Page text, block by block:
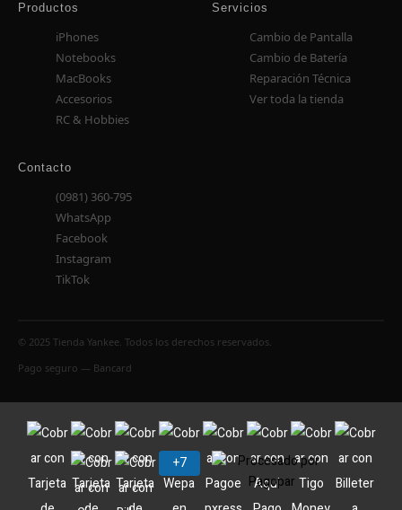
Productos
iPhones
Notebooks
MacBooks
Accesorios
RC & Hobbies
Servicios
Cambio de Pantalla
Cambio de Batería
Reparación Técnica
Ver toda la tienda
Contacto
(0981) 360-795
WhatsApp
Facebook
Instagram
TikTok
© 2025 Tienda Yankee. Todos los derechos reservados.
Pago seguro — Bancard